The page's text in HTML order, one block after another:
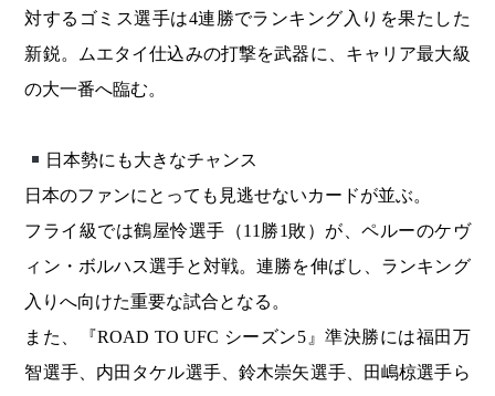
対するゴミス選手は4連勝でランキング入りを果たした
新鋭。ムエタイ仕込みの打撃を武器に、キャリア最大級
の大一番へ臨む。
日本勢にも大きなチャンス
日本のファンにとっても見逃せないカードが並ぶ。
フライ級では鶴屋怜選手（11勝1敗）が、ペルーのケヴ
ィン・ボルハス選手と対戦。連勝を伸ばし、ランキング
入りへ向けた重要な試合となる。
また、『ROAD TO UFC シーズン5』準決勝には福田万
智選手、内田タケル選手、鈴木崇矢選手、田嶋椋選手ら